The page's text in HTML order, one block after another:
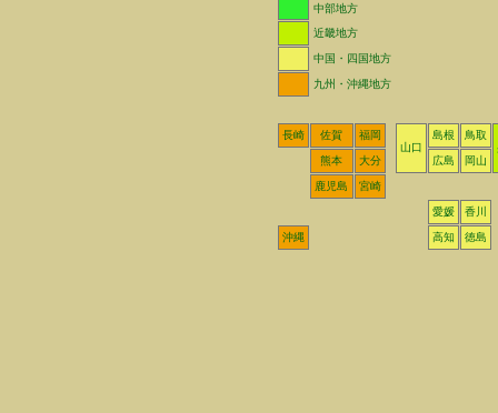
中部地方
近畿地方
中国・四国地方
九州・沖縄地方
長崎 佐賀
福岡
山口
島根
鳥取
熊本
大分 広島 岡山
鹿児島 宮崎
愛媛 香川
沖縄 高知 徳島